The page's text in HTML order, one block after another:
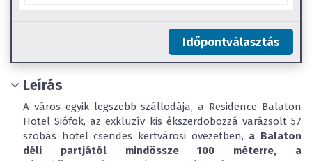
Időpontválasztás
Leírás
A város egyik legszebb szállodája, a Residence Balaton
Hotel Siófok, az exkluzív kis ékszerdobozzá varázsolt 57
szobás hotel csendes kertvárosi övezetben, a Balaton
déli partjától mindössze 100 méterre, a